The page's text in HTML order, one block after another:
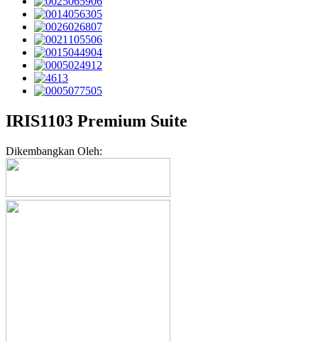
IRIS1103 Premium Suite
Dikembangkan Oleh: